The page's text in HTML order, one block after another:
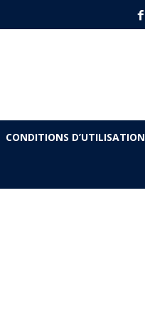
CONDITIONS D’UTILISATION